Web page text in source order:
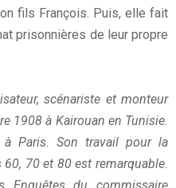
fils François. Puis, elle fait
prisonnières de leur propre
scénariste et monteur
1908 à Kairouan en Tunisie.
Paris. Son travail pour la
70 et 80 est remarquable.